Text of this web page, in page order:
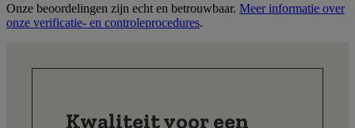
Onze beoordelingen zijn echt en betrouwbaar. Meer informatie over
onze verificatie- en controleprocedures.
Kwaliteit voor een